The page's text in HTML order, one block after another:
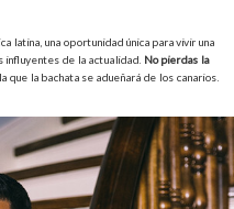
latina, una oportunidad única para vivir una
influyentes de la actualidad. No pierdas la
que la bachata se adueñará de los canarios.